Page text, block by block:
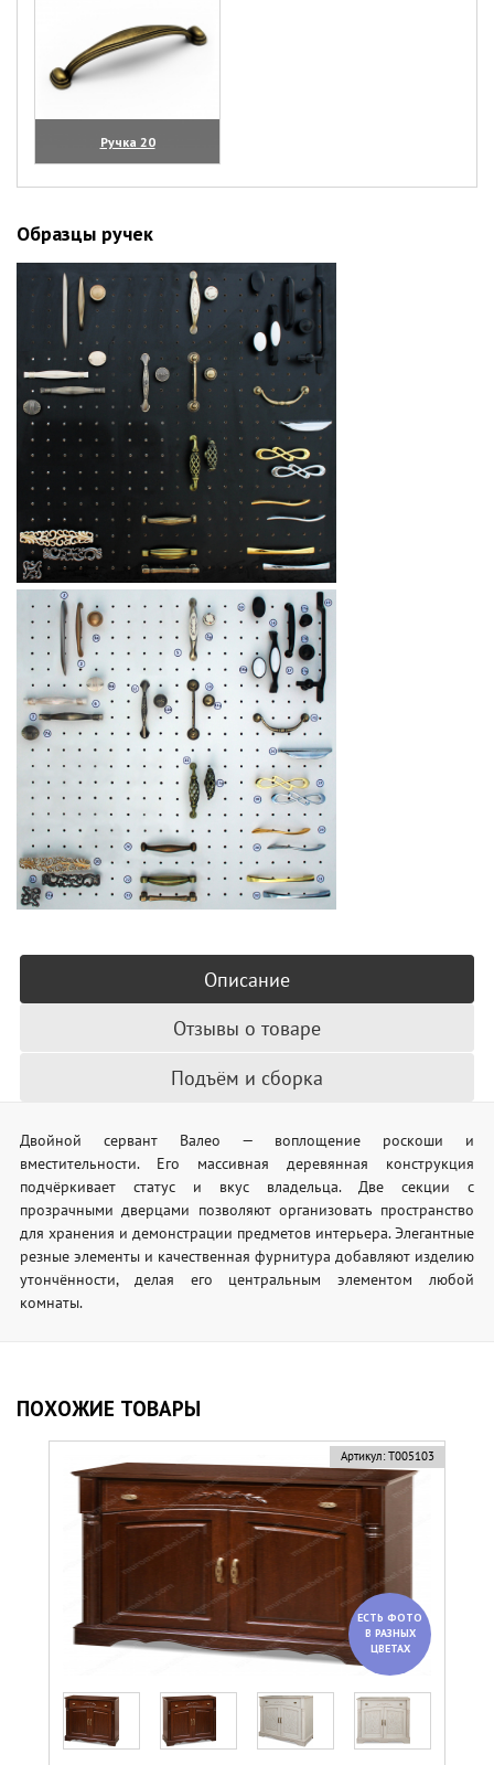
Ручка 20
(увеличить)
Образцы ручек
Описание
Отзывы о товаре
Подъём и сборка
Двойной сервант Валео — воплощение роскоши и
вместительности. Его массивная деревянная конструкция
подчёркивает статус и вкус владельца. Две секции с
прозрачными дверцами позволяют организовать пространство
для хранения и демонстрации предметов интерьера. Элегантные
резные элементы и качественная фурнитура добавляют изделию
утончённости, делая его центральным элементом любой
комнаты.
ПОХОЖИЕ ТОВАРЫ
Артикул: Т005103
ЕСТЬ ФОТО
В РАЗНЫХ
ЦВЕТАХ